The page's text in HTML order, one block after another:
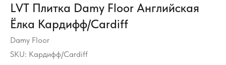
LVT Плитка Damy Floor Английская
Ёлка Кардифф/Cardiff
Damy Floor
SKU: Кардифф/Cardiff